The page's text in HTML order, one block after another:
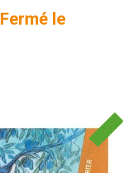
Fermé le